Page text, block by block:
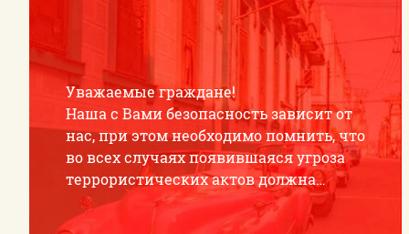
Уважаемые граждане!
Наша с Вами безопасность зависит от
нас, при этом необходимо помнить, что
во всех случаях появившаяся угроза
террористических актов должна
восприниматься как реальная!
В случае обнаружения взрывного